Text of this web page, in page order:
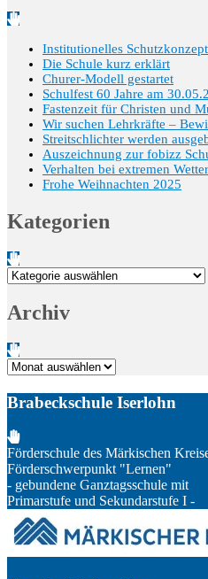
Institutionelles
Die Schule kurz erklärt
Churer-Modell gestartet
Schulfest 60 Jahre am
Fastenzeit für Christen und
Wir suchen Lehrkräfte –
Streitschlichter werden
Auszeichnung zur fobizz
Verhalten bei extremen
Frohe Weihnachten 2025
Kategorien
Kategorien
Archiv
Archiv
Brabeckschule Iserlohn
Förderschule des Märkischen
Förderschwerpunkt "Lernen"
- gebundene Ganztagsschule mit
Primarstufe und Sekundarstufe I -